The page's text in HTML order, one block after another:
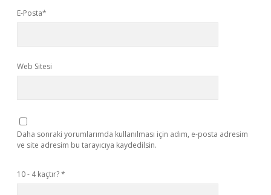
E-Posta*
Web Sitesi
Daha sonraki yorumlarımda kullanılması için adım, e-posta adresim
ve site adresim bu tarayıcıya kaydedilsin.
10 - 4 kaçtır?*